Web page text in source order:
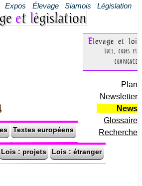
Expos Élevage Siamois Législation
et législation
Elevage et loi
Lois, codes et
compagnie
Plan
Newsletter
News
Glossaire
Recherche
Textes européens
Lois : projets Lois : étranger